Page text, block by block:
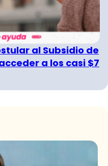
al Subsidio de
a los casi $7